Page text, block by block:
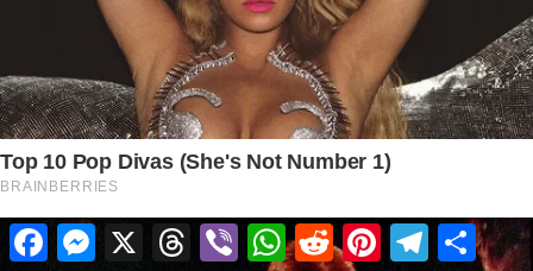
FacebookMessenger ThreadsViber WhatsApp
RedditPinterestTelegramShare